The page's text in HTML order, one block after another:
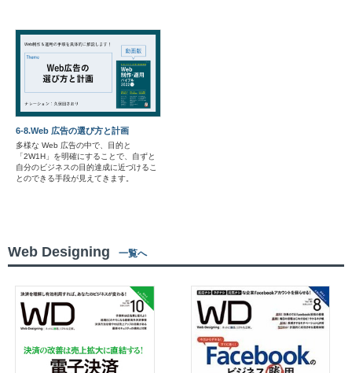
6-8.Web 広告の選び方と計画
多様な Web 広告の中で、目的と
「2W1H」を明確にすることで、自ずと
自分のビジネスの目的達成に近づけるこ
とのできる手段が見えてきます。
Web Designing 一覧へ